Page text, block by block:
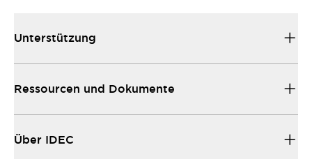
Unterstützung
Ressourcen und Dokumente
Über IDEC